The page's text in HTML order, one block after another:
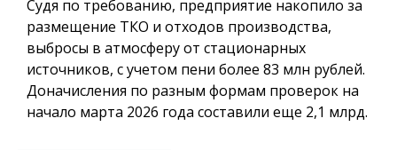
Судя по требованию, предприятие накопило за
размещение ТКО и отходов производства,
выбросы в атмосферу от стационарных
источников, с учетом пени более 83 млн рублей.
Доначисления по разным формам проверок на
начало марта 2026 года составили еще 2,1 млрд.